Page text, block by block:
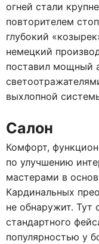
огней стали
повторителем
глубокий
немецкий
поставил мощный
выхлопной
Салон
Комфорт,
по улучшению
мастерами в
Кардинальных
не обнаружит. Тут
стандартного
популярностью у